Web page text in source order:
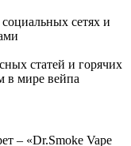
сетях и
статей и горячих
в мире вейпа
– «Dr.Smoke Vape